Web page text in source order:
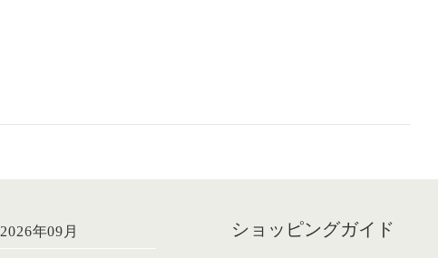
2026年09月 ショッピングガイド